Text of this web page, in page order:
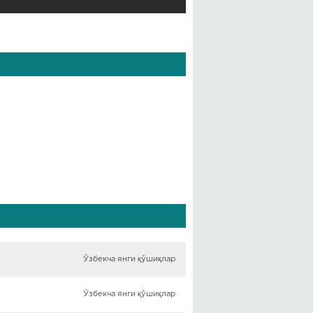
Ўзбекча янги қўшиқлар
Ўзбекча янги қўшиқлар